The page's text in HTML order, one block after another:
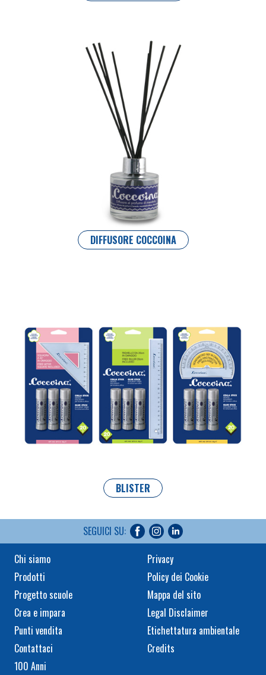
DIFFUSORE COCCOINA
BLISTER
SEGUICI SU:
Chi siamo
Prodotti
Progetto scuole
Crea e impara
Punti vendita
Contattaci
100 Anni
Privacy
Policy dei Cookie
Mappa del sito
Legal Disclaimer
Etichettatura ambientale
Credits